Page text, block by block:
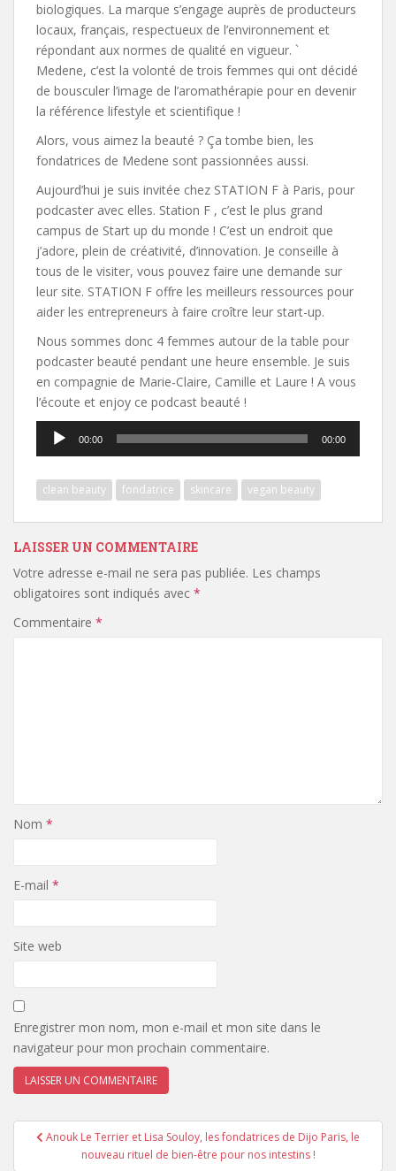
biologiques. La marque s’engage auprès de producteurs
locaux, français, respectueux de l’environnement et
répondant aux normes de qualité en vigueur. `
Medene, c’est la volonté de trois femmes qui ont décidé
de bousculer l’image de l’aromathérapie pour en devenir
la référence lifestyle et scientifique !
Alors, vous aimez la beauté ? Ça tombe bien, les
fondatrices de Medene sont passionnées aussi.
Aujourd’hui je suis invitée chez STATION F à Paris, pour
podcaster avec elles. Station F , c’est le plus grand
campus de Start up du monde ! C’est un endroit que
j’adore, plein de créativité, d’innovation. Je conseille à
tous de le visiter, vous pouvez faire une demande sur
leur site. STATION F offre les meilleurs ressources pour
aider les entrepreneurs à faire croître leur start-up.
Nous sommes donc 4 femmes autour de la table pour
podcaster beauté pendant une heure ensemble. Je suis
en compagnie de Marie-Claire, Camille et Laure ! A vous
l’écoute et enjoy ce podcast beauté !
Lecteur
audio
00:00 00:00
clean beauty fondatrice skincare vegan beauty
LAISSER UN COMMENTAIRE
Votre adresse e-mail ne sera pas publiée. Les champs
obligatoires sont indiqués avec *
Commentaire *
Nom *
E-mail *
Site web
Enregistrer mon nom, mon e-mail et mon site dans le
navigateur pour mon prochain commentaire.
Navigation
Anouk Le Terrier et Lisa Souloy, les fondatrices de Dijo Paris, le
nouveau rituel de bien-être pour nos intestins !